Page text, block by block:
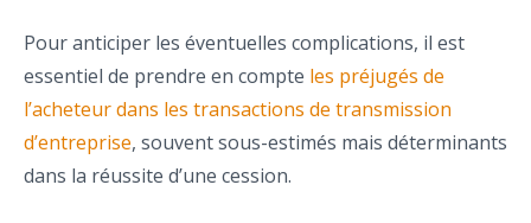
Pour anticiper les éventuelles complications, il est
essentiel de prendre en compte les préjugés de
l’acheteur dans les transactions de transmission
d’entreprise, souvent sous-estimés mais déterminants
dans la réussite d’une cession.